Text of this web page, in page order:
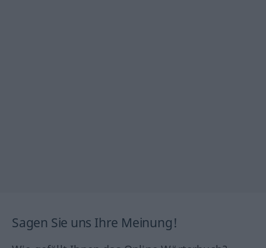
Sagen Sie uns Ihre Meinung!